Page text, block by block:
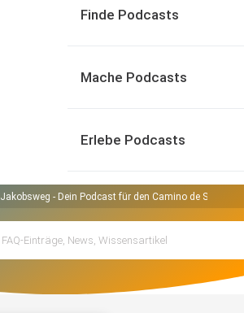
Finde Podcasts
Mache Podcasts
Erlebe Podcasts
Jakobsweg - Dein Podcast für den Camino de